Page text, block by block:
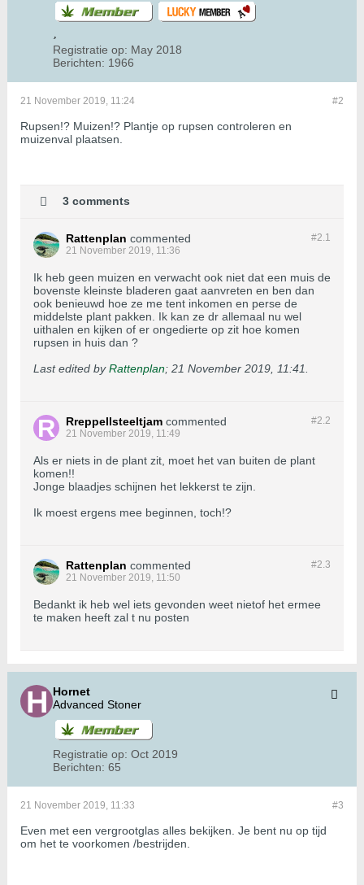
Registratie op: May 2018
Berichten: 1966
#2
21 November 2019, 11:24
Rupsen!? Muizen!? Plantje op rupsen controleren en
muizenval plaatsen.
3 comments
#2.1
Rattenplan commented
21 November 2019, 11:36
Ik heb geen muizen en verwacht ook niet dat een muis de
bovenste kleinste bladeren gaat aanvreten en ben dan
ook benieuwd hoe ze me tent inkomen en perse de
middelste plant pakken. Ik kan ze dr allemaal nu wel
uithalen en kijken of er ongedierte op zit hoe komen
rupsen in huis dan ?
Last edited byRattenplan; 21 November 2019, 11:41
#2.2
Rreppellsteeltjam commented
21 November 2019, 11:49
Als er niets in de plant zit, moet het van buiten de plant
komen!!
Jonge blaadjes schijnen het lekkerst te zijn.
Ik moest ergens mee beginnen, toch!?
#2.3
Rattenplan commented
21 November 2019, 11:50
Bedankt ik heb wel iets gevonden weet nietof het ermee
te maken heeft zal t nu posten
Hornet
Advanced Stoner
Registratie op: Oct 2019
Berichten: 65
#3
21 November 2019, 11:33
Even met een vergrootglas alles bekijken. Je bent nu op tijd
om het te voorkomen /bestrijden.